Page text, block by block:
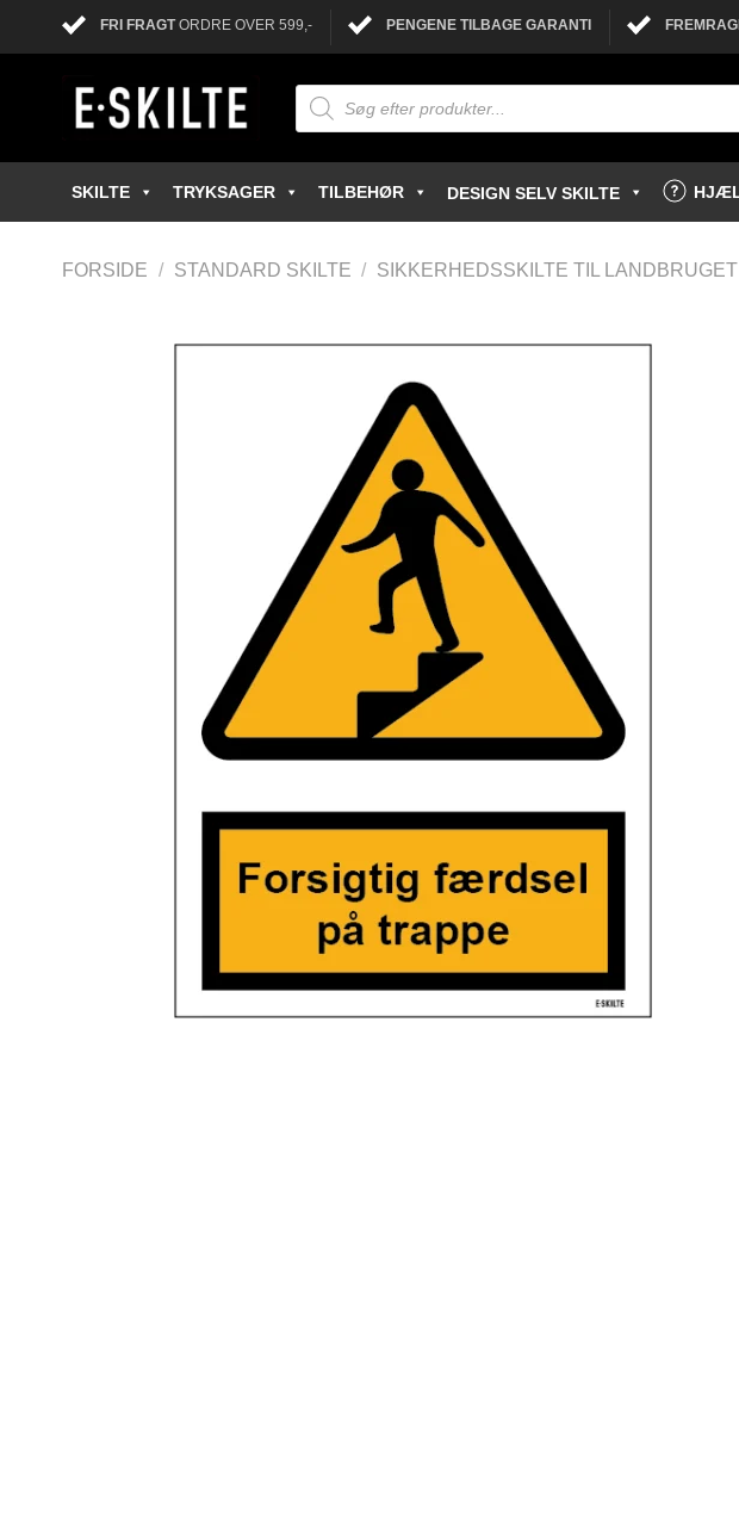
FRI FRAGTORDRE OVER 599,- PENGENE TILBAGE GARANTI
SKILTE TRYKSAGER TILBEHØR DESIGN SELV SKILTE
FORSIDE / STANDARD SKILTE / SIKKERHEDSSKILTE TIL LANDBRUGET